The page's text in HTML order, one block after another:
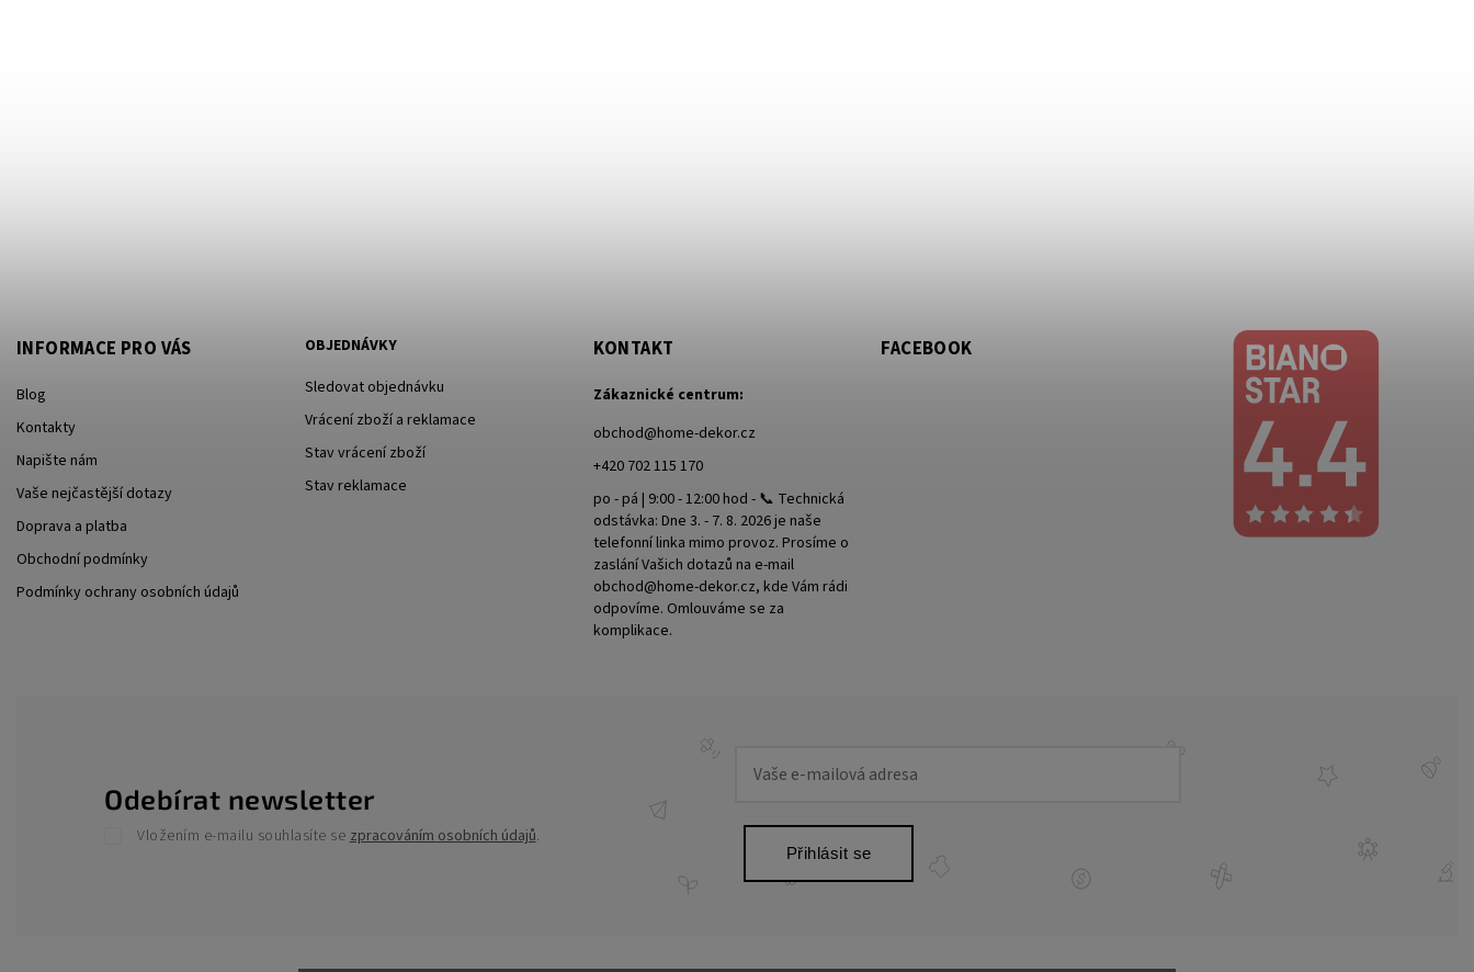
INFORMACE PRO VÁS
Blog
Kontakty
Napište nám
Vaše nejčastější dotazy
Doprava a platba
Obchodní podmínky
Podmínky ochrany osobních údajů
OBJEDNÁVKY
Sledovat objednávku
Vrácení zboží a reklamace
Stav vrácení zboží
Stav reklamace
Odebírat newsletter
Vložením e-mailu souhlasíte sezpracováním osobních údajů.
Přihlásit se
KONTAKT
Zákaznické centrum:
obchod@home-dekor.cz
+420 702 115 170
po - pá | 9:00 - 12:00 hod - 📞 Technická
odstávka: Dne 3. - 7. 8. 2026 je naše
telefonní linka mimo provoz. Prosíme o
zaslání Vašich dotazů na e-mail
obchod@home-dekor.cz, kde Vám rádi
odpovíme. Omlouváme se za
komplikace.
FACEBOOK